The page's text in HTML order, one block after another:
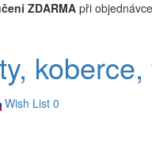
ZDARMApři
Wish List 0